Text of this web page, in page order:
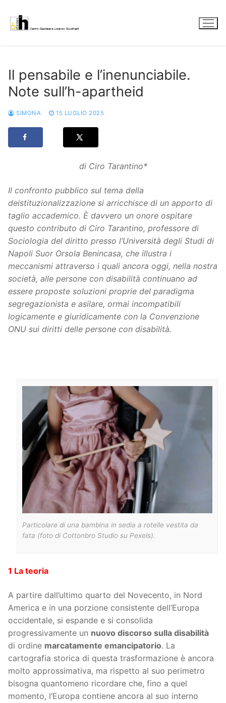
contenuto
Il pensabile e l’inenunciabile.
Note sull’h-apartheid
SIMONA 15 LUGLIO 2025
di Ciro Tarantino*
Il confronto pubblico sul tema della
deistituzionalizzazione si arricchisce di un apporto di
taglio accademico. È davvero un onore ospitare
questo contributo di Ciro Tarantino, professore di
Sociologia del diritto presso l’Università degli Studi di
Napoli Suor Orsola Benincasa, che illustra i
meccanismi attraverso i quali ancora oggi, nella nostra
società, alle persone con disabilità continuano ad
essere proposte soluzioni proprie del paradigma
segregazionista e asilare, ormai incompatibili
logicamente e giuridicamente con la Convenzione
ONU sui diritti delle persone con disabilità.
Particolare di una bambina in sedia a rotelle vestita da
fata (foto di Cottonbro Studio su Pexels).
1 La teoria
A partire dall’ultimo quarto del Novecento, in Nord
America e in una porzione consistente dell’Europa
occidentale, si espande e si consolida
progressivamente un nuovo discorso sulla disabilità
di ordine marcatamente emancipatorio. La
cartografia storica di questa trasformazione è ancora
molto approssimativa, ma rispetto al suo perimetro
bisogna quantomeno ricordare che, fino a quel
momento, l’Europa contiene ancora al suo interno